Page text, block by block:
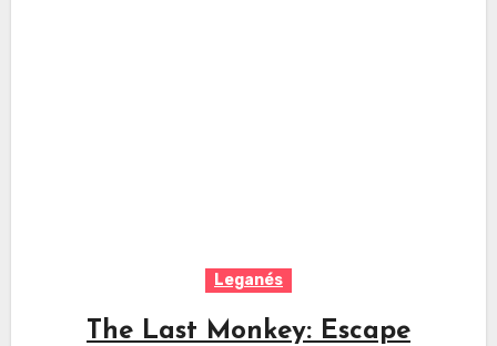
Leganés
The Last Monkey: Escape